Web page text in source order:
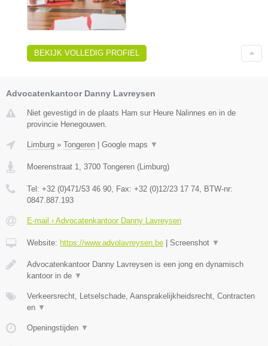
BEKIJK VOLLEDIG PROFIEL
Advocatenkantoor Danny Lavreysen
Niet gevestigd in de plaats Ham sur Heure Nalinnes en in de
provincie Henegouwen.
Limburg » Tongeren Google maps ▼
Moerenstraat 1 3700 Tongeren ( Limburg)
Tel: +32 (0)471/53 46 90 , Fax: +32 (0)12/23 17 74 , BTW-nr:
0847.887.193
E-mail › Advocatenkantoor Danny Lavreysen
Website: https://www.advolavreysen.be Screenshot ▼
Advocatenkantoor Danny Lavreysen is een jong en dynamisch
kantoor in de ▼
Verkeersrecht, Letselschade, Aansprakelijkheidsrecht, Contracten
en ▼
Openingstijden ▼